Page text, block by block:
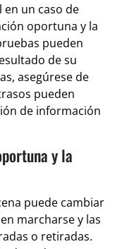
en un caso de
oportuna y la
pueden
de su
asegúrese de
pueden
de información
y la
puede cambiar
marcharse y las
o retiradas.